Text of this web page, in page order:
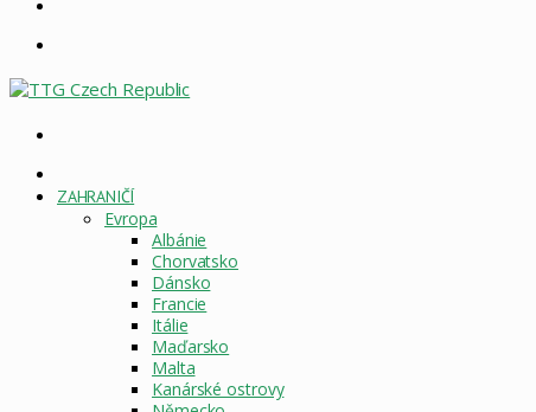
STRÁNKA
ZAHRANIČÍ
Evropa
Albánie
Chorvatsko
Dánsko
Francie
Itálie
Maďarsko
Malta
Kanárské ostrovy